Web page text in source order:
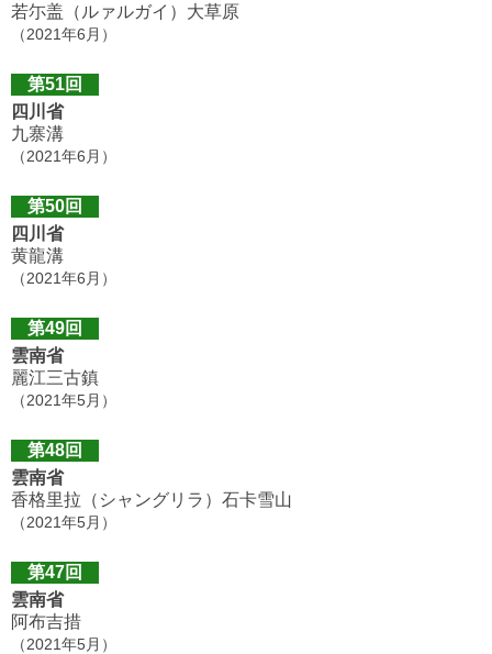
若尓盖（ルァルガイ）大草原
（2021年6月）
第51回
四川省
九寨溝
（2021年6月）
第50回
四川省
黄龍溝
（2021年6月）
第49回
雲南省
麗江三古鎮
（2021年5月）
第48回
雲南省
香格里拉（シャングリラ）石卡雪山
（2021年5月）
第47回
雲南省
阿布吉措
（2021年5月）